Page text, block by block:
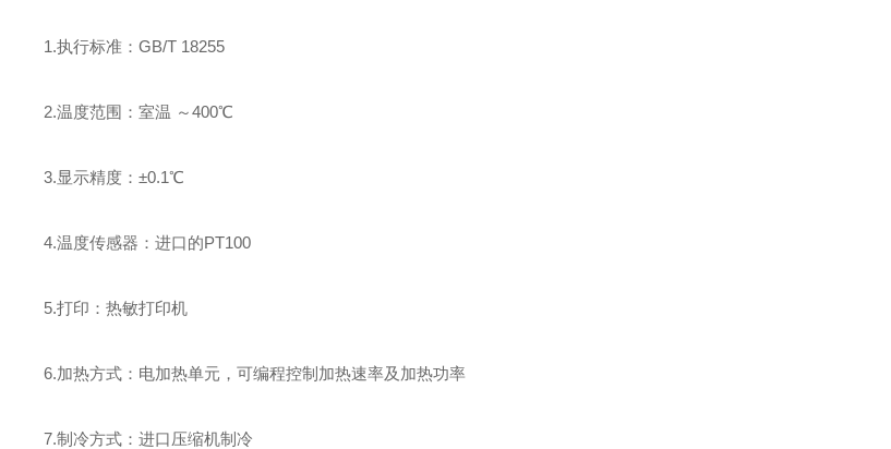
1.执行标准：GB/T 18255
2.温度范围：室温 ～400℃
3.显示精度：±0.1℃
4.温度传感器：进口的PT100
5.打印：热敏打印机
6.加热方式：电加热单元，可编程控制加热速率及加热功率
7.制冷方式：进口压缩机制冷